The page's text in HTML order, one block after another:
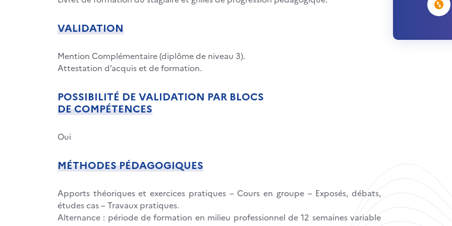
VALIDATION
Mention Complémentaire (diplôme de niveau 3).
Attestation d’acquis et de formation.
POSSIBILITÉ DE VALIDATION PAR BLOCS
DE COMPÉTENCES
Oui
MÉTHODES PÉDAGOGIQUES
Apports théoriques et exercices pratiques – Cours en groupe – Exposés, débats,
études cas – Travaux pratiques.
Alternance : période de formation en milieu professionnel de 12 semaines variable